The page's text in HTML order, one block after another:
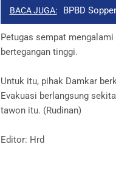
BACA JUGA: BPBD
Petugas sempat
bertegangan tinggi.
Untuk itu, pihak Damkar
Evakuasi berlangsung
tawon itu. (Rudinan)
Editor: Hrd